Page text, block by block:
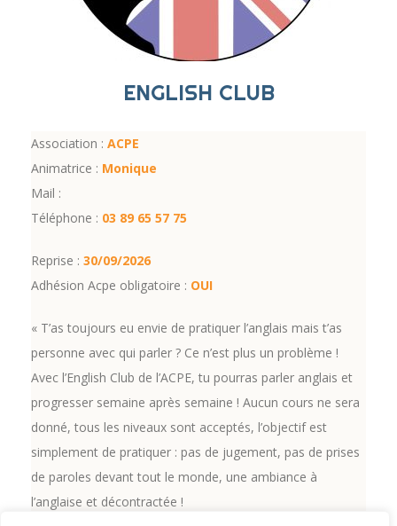
ENGLISH CLUB
Association : ACPE
Animatrice : Monique
Mail :
Téléphone : 03 89 65 57 75
Reprise : 30/09/2026
Adhésion Acpe obligatoire : OUI
« T’as toujours eu envie de pratiquer l’anglais mais t’as
personne avec qui parler ? Ce n’est plus un problème !
Avec l’English Club de l’ACPE, tu pourras parler anglais et
progresser semaine après semaine ! Aucun cours ne sera
donné, tous les niveaux sont acceptés, l’objectif est
simplement de pratiquer : pas de jugement, pas de prises
de paroles devant tout le monde, une ambiance à
l’anglaise et décontractée !